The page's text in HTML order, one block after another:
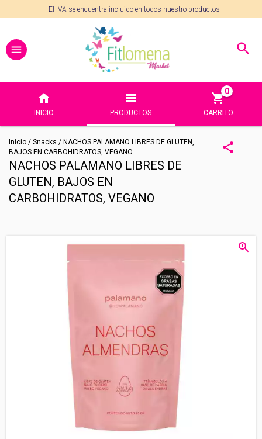
El IVA se encuentra incluido en todos nuestro productos
INICIO PRODUCTOS CARRITO
0
Inicio / Snacks / NACHOS PALAMANO LIBRES DE GLUTEN,
BAJOS EN CARBOHIDRATOS, VEGANO
NACHOS PALAMANO LIBRES DE
GLUTEN, BAJOS EN
CARBOHIDRATOS, VEGANO